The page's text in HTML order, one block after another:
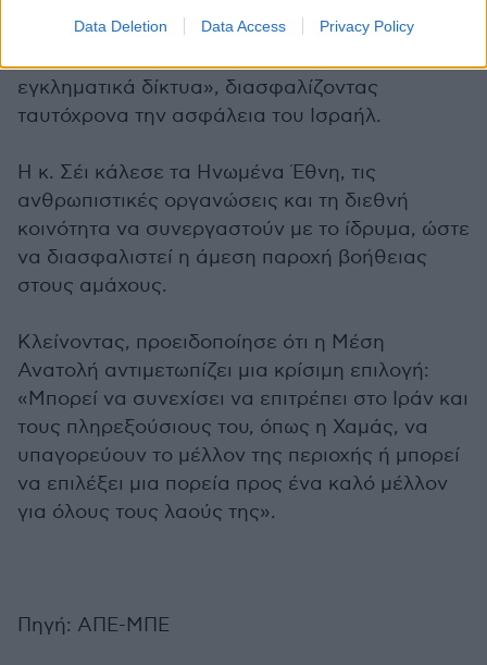
Data Deletion Data Access Privacy Policy
ώστε να αποτραπεί η εκτροπή της βοήθειας
εγκληματικά δίκτυα», διασφαλίζοντας
ταυτόχρονα την ασφάλεια του Ισραήλ.
Η κ. Σέι κάλεσε τα Ηνωμένα Έθνη, τις
ανθρωπιστικές οργανώσεις και τη διεθνή
κοινότητα να συνεργαστούν με το ίδρυμα, ώστε
να διασφαλιστεί η άμεση παροχή βοήθειας
στους αμάχους.
Κλείνοντας, προειδοποίησε ότι η Μέση
Ανατολή αντιμετωπίζει μια κρίσιμη επιλογή:
«Μπορεί να συνεχίσει να επιτρέπει στο Ιράν και
τους πληρεξούσιους του, όπως η Χαμάς, να
υπαγορεύουν το μέλλον της περιοχής ή μπορεί
να επιλέξει μια πορεία προς ένα καλό μέλλον
για όλους τους λαούς της».
Πηγή: ΑΠΕ-ΜΠΕ